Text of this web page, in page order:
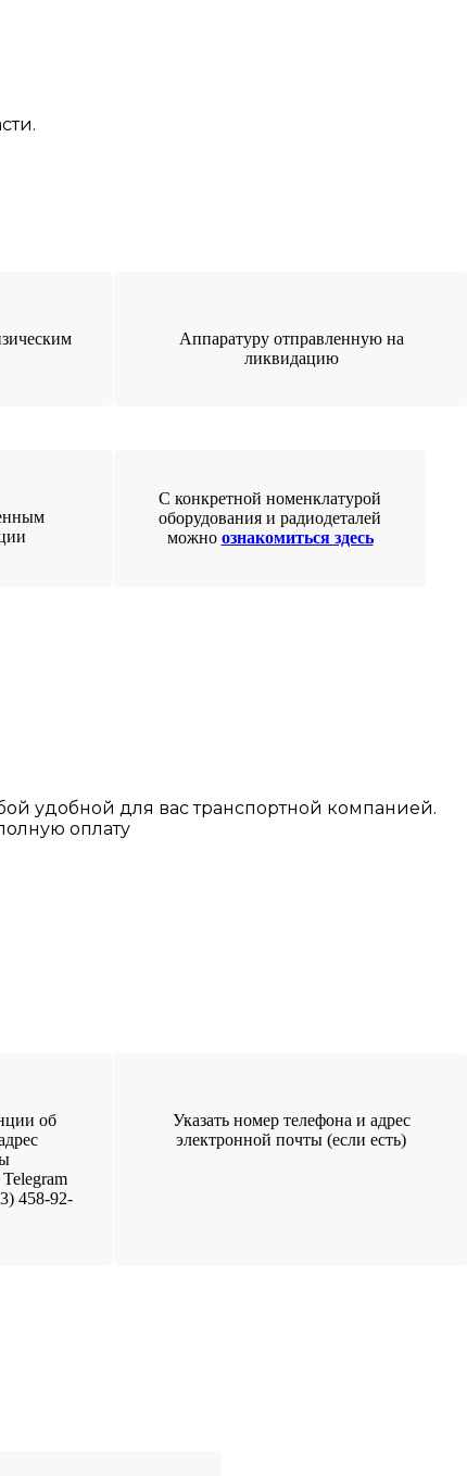
Аппаратуру отправленную на
ликвидацию
С конкретной номенклатурой
оборудования и радиодеталей
можно ознакомиться здесь
удобной для вас транспортной компанией.
оплату
об
458-92-
Указать номер телефона и адрес
электронной почты (если есть)